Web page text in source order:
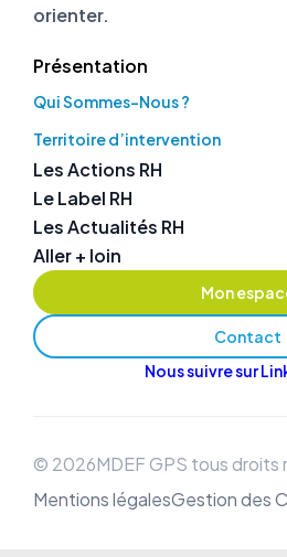
orienter.
Présentation
Qui Sommes-Nous ?
Territoire d’intervention
Les Actions RH
Le Label RH
Les Actualités RH
Aller + loin
Mon
Contact
Nous suivre sur
© 2026MDEF GPS tous droits
Mentions légalesGestion des